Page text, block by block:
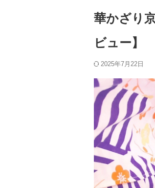
華かざり
ビュー】
2025年7月22日